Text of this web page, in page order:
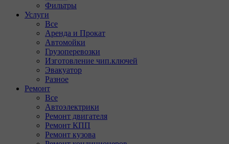
Фильтры
Услуги
Все
Аренда и Прокат
Автомойки
Грузоперевозки
Изготовление чип.ключей
Эвакуатор
Разное
Ремонт
Все
Автоэлектрики
Ремонт двигателя
Ремонт КПП
Ремонт кузова